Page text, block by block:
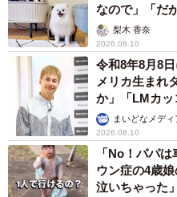
なので」「だ
いいね」
梨木 香奈
2026.08.10
令和8年8月8
メリカ生まれ
か」「LMカッ
まいどなメディ
2026.08.10
「No！パパ
ウン症の4歳
泣いちゃった